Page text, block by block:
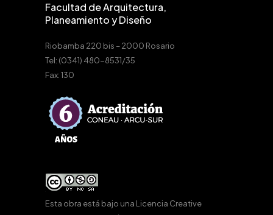
Facultad de Arquitectura,
Planeamiento y Diseño
Riobamba 220 bis – 2000 Rosario
Tel: (0341) 480-8531/35
Fax: 130
Esta obra está bajo una Licencia Creative